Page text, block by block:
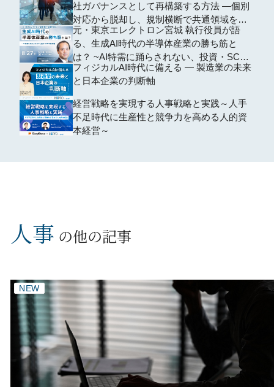
社ガバナンスとして再構築する方法 ―個別
対応から脱却し、規制横断で共通領域を再
編するための全社設計―
元・東京エレクトロン宮城 執行役員が語
る、生成AI時代の半導体産業の勝ち筋と
は？ ~AI特需に踊らされない、投資・SCM
の判断軸~
フィジカルAI時代に備える ― 製造業の未来
と日本企業の判断軸
経営戦略を実現する人事戦略と実践～人手
不足時代に生産性と競争力を高める人的資
本経営～
人事 の他の記事
NEW